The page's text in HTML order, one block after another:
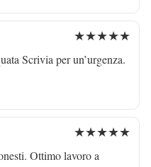
★★★★★
Scrivia per un’urgenza.
★★★★★
Ottimo lavoro a